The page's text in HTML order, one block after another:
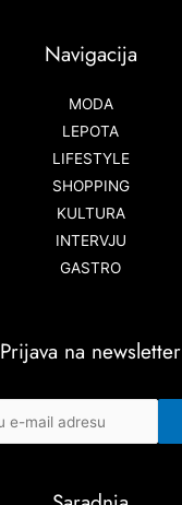
Navigacija
MODA
LEPOTA
LIFESTYLE
SHOPPING
KULTURA
INTERVJU
GASTRO
Prijava na newsletter